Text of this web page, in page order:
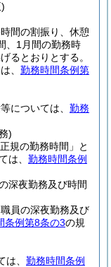
間の割振り、休憩
、1月間の勤務時
るとおりとする。
、 勤務時間条例第
については、 勤務
)
規の勤務時間」と
は、 勤務時間条例
深夜勤務及び時間
員の深夜勤務及び
条例第8条の3の規
、 勤務時間条例